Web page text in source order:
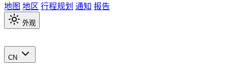
地图 地区 行程规划 通知 报告
外观
CN